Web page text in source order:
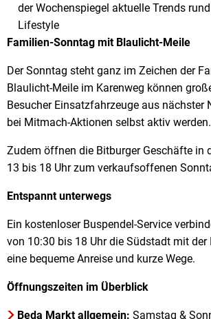
der Wochenspiegel aktuelle Trends
Lifestyle
Familien-Sonntag mit Blaulicht-Meile
Der Sonntag steht ganz im Zeichen der
Blaulicht-Meile im Karenweg können
Besucher Einsatzfahrzeuge aus nächster
bei Mitmach-Aktionen selbst aktiv werden.
Zudem öffnen die Bitburger Geschäfte in
13 bis 18 Uhr zum verkaufsoffenen
Entspannt unterwegs
Ein kostenloser Buspendel-Service
von 10:30 bis 18 Uhr die Südstadt mit
eine bequeme Anreise und kurze Wege.
Öffnungszeiten im Überblick
Beda Markt allgemein: Samstag &